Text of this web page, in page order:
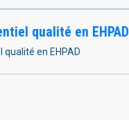
qualité en EHPAD
en EHPAD